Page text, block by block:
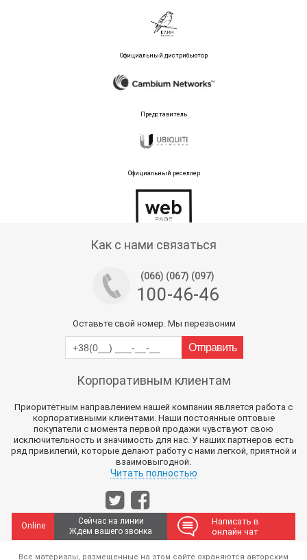
Официальный дистрибьютор
Представитель
Официальный реселлер
Как с нами связаться
(066) (067) (097)
100-46-46
Оставьте свой номер. Мы перезвоним
Корпоративным клиентам
Приоритетным направлением нашей компании является работа с
корпоративными клиентами. Наши постоянные оптовые
покупатели с момента первой продажи чувствуют свою
исключительность и значимость для нас. У наших партнеров есть
ряд привилегий, которые делают работу с нами легкой, приятной и
взаимовыгодной.
Читать полностью
Online
Сейчас на линии
Ждем вашего звонка
Написать в
онлайн чат
Все материалы, размещенные на этом сайте охраняются авторским